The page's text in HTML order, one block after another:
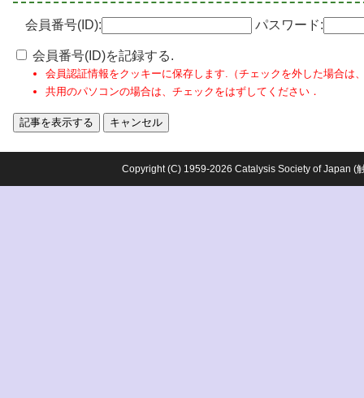
会員番号(ID): パスワード:
会員番号(ID)を記録する.
会員認証情報をクッキーに保存します.（チェックを外した場合は
共用のパソコンの場合は、チェックをはずしてください．
Copyright (C) 1959-2026 Catalysis Society of Japan (